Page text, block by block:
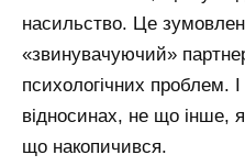
насильство. Це
«звинувачуючий»
психологічних проблем.
відносинах, не що інше,
що накопичився.